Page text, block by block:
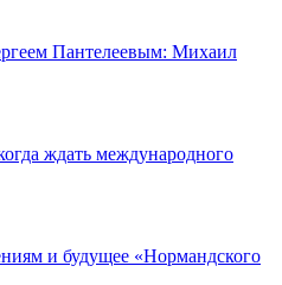
Пантелеевым: Михаил
ждать международного
и будущее «Нормандского